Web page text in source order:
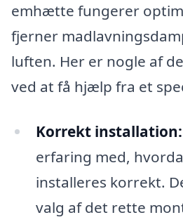
emhætte fungerer
fjerner
luften. Her er nogle af
ved at få hjælp fra et
Korrekt installation:
erfaring med,
installeres korrekt.
valg af det rette